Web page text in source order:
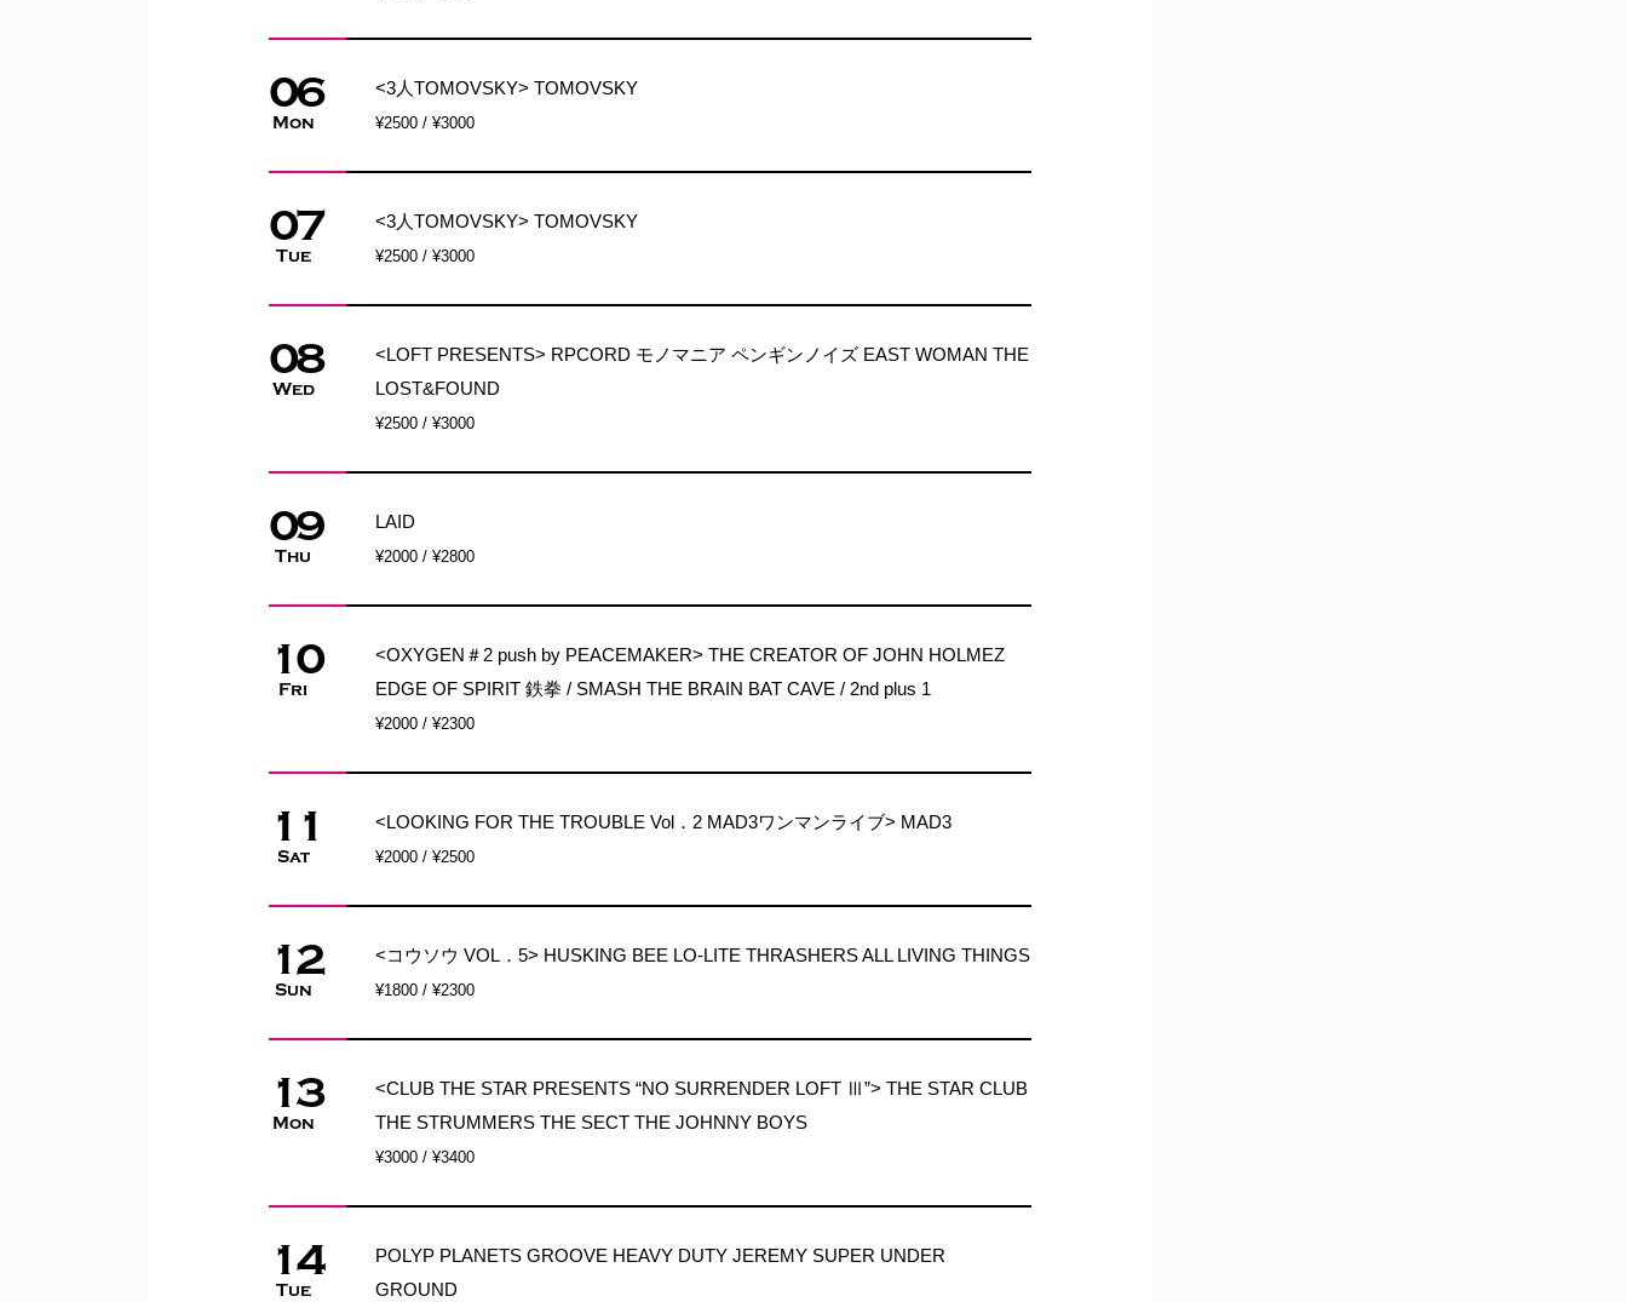
06
Mon
<3人TOMOVSKY> TOMOVSKY
¥2500 / ¥3000
07
Tue
<3人TOMOVSKY> TOMOVSKY
¥2500 / ¥3000
08
Wed
<LOFT PRESENTS> RPCORD モノマニア ペンギンノイズ EAST WOMAN THE
LOST&FOUND
¥2500 / ¥3000
09
Thu
LAID
¥2000 / ¥2800
10
Fri
<OXYGEN＃2 push by PEACEMAKER> THE CREATOR OF JOHN HOLMEZ
EDGE OF SPIRIT 鉄拳 / SMASH THE BRAIN BAT CAVE / 2nd plus 1
¥2000 / ¥2300
11
Sat
<LOOKING FOR THE TROUBLE Vol．2 MAD3ワンマンライブ> MAD3
¥2000 / ¥2500
12
Sun
<コウソウ VOL．5> HUSKING BEE LO-LITE THRASHERS ALL LIVING THINGS
¥1800 / ¥2300
13
Mon
<CLUB THE STAR PRESENTS “NO SURRENDER LOFT Ⅲ”> THE STAR CLUB
THE STRUMMERS THE SECT THE JOHNNY BOYS
¥3000 / ¥3400
14
Tue
POLYP PLANETS GROOVE HEAVY DUTY JEREMY SUPER UNDER
GROUND